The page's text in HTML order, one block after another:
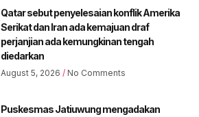
Qatar sebut penyelesaian konflik Amerika
Serikat dan Iran ada kemajuan draf
perjanjian ada kemungkinan tengah
diedarkan
August 5, 2026 No Comments
Puskesmas Jatiuwung mengadakan